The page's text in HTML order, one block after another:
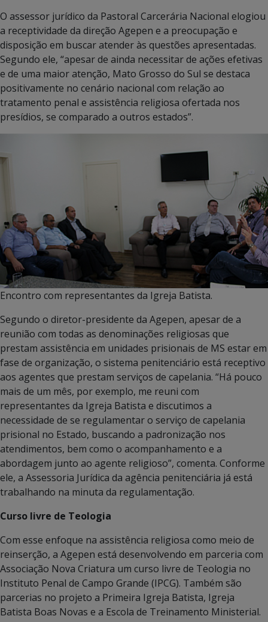
O assessor jurídico da Pastoral Carcerária Nacional elogiou
a receptividade da direção Agepen e a preocupação e
disposição em buscar atender às questões apresentadas.
Segundo ele, “apesar de ainda necessitar de ações efetivas
e de uma maior atenção, Mato Grosso do Sul se destaca
positivamente no cenário nacional com relação ao
tratamento penal e assistência religiosa ofertada nos
presídios, se comparado a outros estados”.
Encontro com representantes da Igreja Batista.
Segundo o diretor-presidente da Agepen, apesar de a
reunião com todas as denominações religiosas que
prestam assistência em unidades prisionais de MS estar em
fase de organização, o sistema penitenciário está receptivo
aos agentes que prestam serviços de capelania. “Há pouco
mais de um mês, por exemplo, me reuni com
representantes da Igreja Batista e discutimos a
necessidade de se regulamentar o serviço de capelania
prisional no Estado, buscando a padronização nos
atendimentos, bem como o acompanhamento e a
abordagem junto ao agente religioso”, comenta. Conforme
ele, a Assessoria Jurídica da agência penitenciária já está
trabalhando na minuta da regulamentação.
Curso livre de Teologia
Com esse enfoque na assistência religiosa como meio de
reinserção, a Agepen está desenvolvendo em parceria com
Associação Nova Criatura um curso livre de Teologia no
Instituto Penal de Campo Grande (IPCG). Também são
parcerias no projeto a Primeira Igreja Batista, Igreja
Batista Boas Novas e a Escola de Treinamento Ministerial.